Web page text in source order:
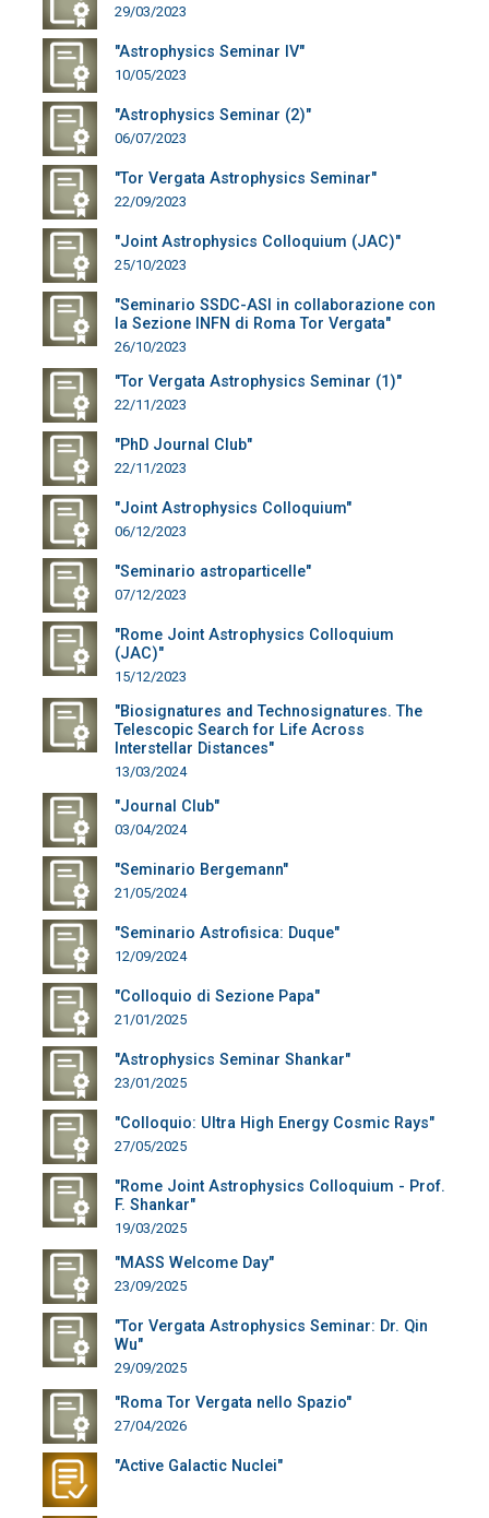
29/03/2023
"Astrophysics Seminar IV"
10/05/2023
"Astrophysics Seminar (2)"
06/07/2023
"Tor Vergata Astrophysics Seminar"
22/09/2023
"Joint Astrophysics Colloquium (JAC)"
25/10/2023
"Seminario SSDC-ASI in collaborazione con
la Sezione INFN di Roma Tor Vergata"
26/10/2023
"Tor Vergata Astrophysics Seminar (1)"
22/11/2023
"PhD Journal Club"
22/11/2023
"Joint Astrophysics Colloquium"
06/12/2023
"Seminario astroparticelle"
07/12/2023
"Rome Joint Astrophysics Colloquium
(JAC)"
15/12/2023
"Biosignatures and Technosignatures. The
Telescopic Search for Life Across
Interstellar Distances"
13/03/2024
"Journal Club"
03/04/2024
"Seminario Bergemann"
21/05/2024
"Seminario Astrofisica: Duque"
12/09/2024
"Colloquio di Sezione Papa"
21/01/2025
"Astrophysics Seminar Shankar"
23/01/2025
"Colloquio: Ultra High Energy Cosmic Rays"
27/05/2025
"Rome Joint Astrophysics Colloquium - Prof.
F. Shankar"
19/03/2025
"MASS Welcome Day"
23/09/2025
"Tor Vergata Astrophysics Seminar: Dr. Qin
Wu"
29/09/2025
"Roma Tor Vergata nello Spazio"
27/04/2026
"Active Galactic Nuclei"